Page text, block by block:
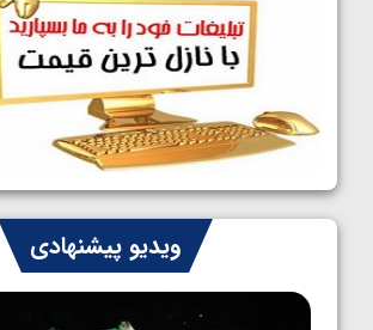
کشتی آزاد نوجوانان جهان؛ رقبای نمایندگان
ایران مشخص شدند
1405/05/08
کشتی فرنگی نوجوانان جهان؛ سکوی تیمی
سوم برای ایران
1405/05/07
ایران چشم به راه چهار مدال در پنج وزن دوم
کشتی فرنگی نوجوانان جهان
1405/05/06
ویدیو پیشنهادی